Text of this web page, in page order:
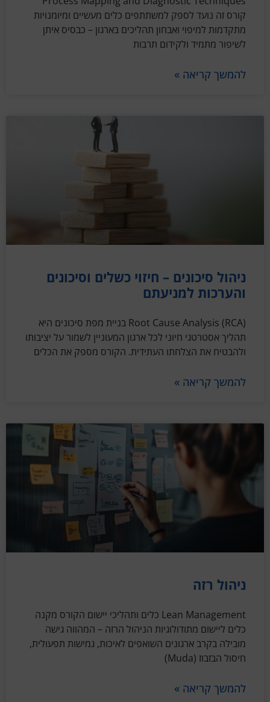
קורס זה נועד לספק למשתתפים כלים מעשיים ומיומנויות
מתקדמות למיפוי ואבחון תהליכים בארגון – כבסיס איתן
לשיפור מתמיד ולקידום תרבות
להמשך קריאה »
ניהול סיכונים – חיזוי כשלים וסיכונים
והערכות למניעתם
Root Cause Analysis (RCA) בניית מפת סיכונים היא
תהליך אסטרטגי חיוני לכל ארגון המעוניין לשמור על יציבותו
ולהבטיח את הצלחתו העתידית. הקורס מספק את הכלים
להמשך קריאה »
ניהול רזה
Lean Management כלים ותהליכי יישום הקורס מקנה
כלים ליישום מתודולוגיות הניהול הרזה – המהווה גישה
מובילה בקרב ארגונים השואפים לאיכות, גמישות תפעולית,
חיסול הבזבוז (Muda)
להמשך קריאה »